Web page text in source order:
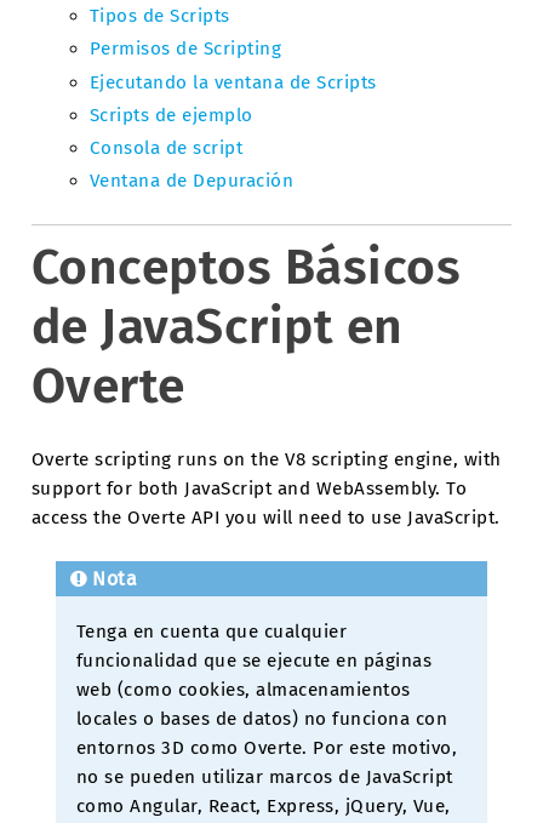
Tipos de Scripts
Permisos de Scripting
Ejecutando la ventana de Scripts
Scripts de ejemplo
Consola de script
Ventana de Depuración
Conceptos Básicos
de JavaScript en
Overte
Overte scripting runs on the V8 scripting engine, with
support for both JavaScript and WebAssembly. To
access the Overte API you will need to use JavaScript.
Nota
Tenga en cuenta que cualquier
funcionalidad que se ejecute en páginas
web (como cookies, almacenamientos
locales o bases de datos) no funciona con
entornos 3D como Overte. Por este motivo,
no se pueden utilizar marcos de JavaScript
como Angular, React, Express, jQuery, Vue,